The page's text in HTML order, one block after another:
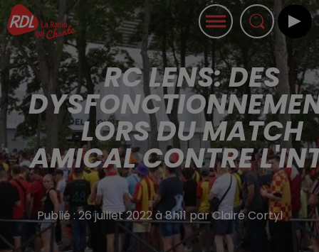
RC LENS: DES
LORS DU MATCH
AMICAL CONTRE
Publié : 26 juillet 2022 à 8h11 par Claire Cortyl